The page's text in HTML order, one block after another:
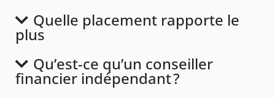
Quelle placement rapporte le
plus
Qu’est-ce qu’un conseiller
financier indépendant ?